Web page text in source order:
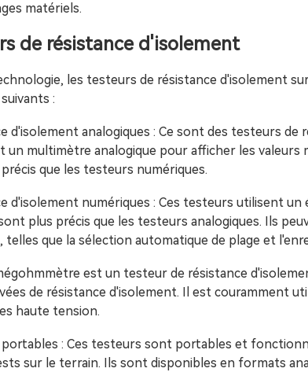
matériels.
de résistance d'isolement
les testeurs de résistance d'isolement
:
d'isolement analogiques : Ce sont des testeurs de
un multimètre analogique pour afficher les valeurs
que les testeurs numériques.
d'isolement numériques : Ces testeurs utilisent un
plus précis que les testeurs analogiques. Ils
que la sélection automatique de plage et
est un testeur de résistance
de résistance d'isolement. Il est couramment
haute tension.
: Ces testeurs sont portables et
sur le terrain. Ils sont disponibles en formats